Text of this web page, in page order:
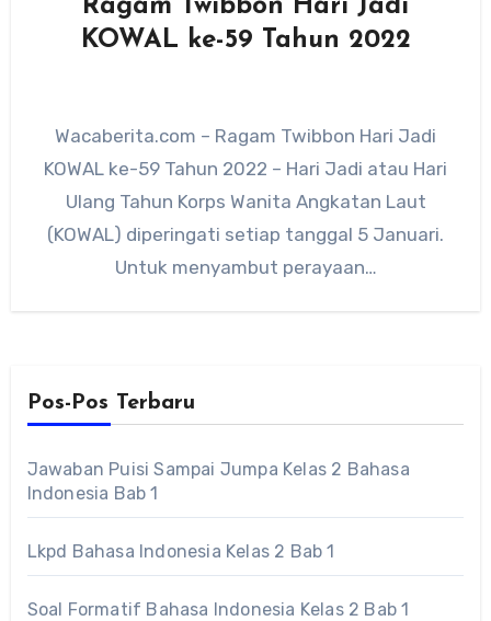
Ragam Twibbon Hari Jadi
KOWAL ke-59 Tahun 2022
Wacaberita.com – Ragam Twibbon Hari Jadi
KOWAL ke-59 Tahun 2022 – Hari Jadi atau Hari
Ulang Tahun Korps Wanita Angkatan Laut
(KOWAL) diperingati setiap tanggal 5 Januari.
Untuk menyambut perayaan…
Pos-Pos Terbaru
Jawaban Puisi Sampai Jumpa Kelas 2 Bahasa
Indonesia Bab 1
Lkpd Bahasa Indonesia Kelas 2 Bab 1
Soal Formatif Bahasa Indonesia Kelas 2 Bab 1